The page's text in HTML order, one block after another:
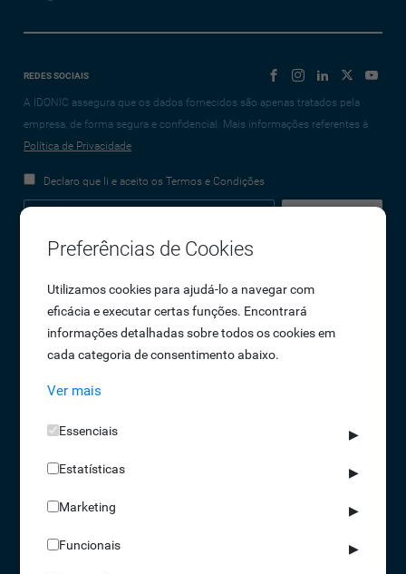
REDES SOCIAIS
A IDONIC assegura que os dados fornecidos são apenas tratados pela
empresa, de forma segura e confidencial. Mais informações referentes à
Política de Privacidade
Declaro que li e aceito os Termos e Condições
Empresa
Sobre Nós
Oportunidades de Emprego
Termos e Condições
Política de Privacidade
Livro de reclamações
Soluções
Preferências de Cookies
Utilizamos cookies para ajudá-lo a navegar com
eficácia e executar certas funções. Encontrará
informações detalhadas sobre todos os cookies em
cada categoria de consentimento abaixo.
Ver mais
Essenciais ▶
Estatísticas ▶
Marketing ▶
Funcionais ▶